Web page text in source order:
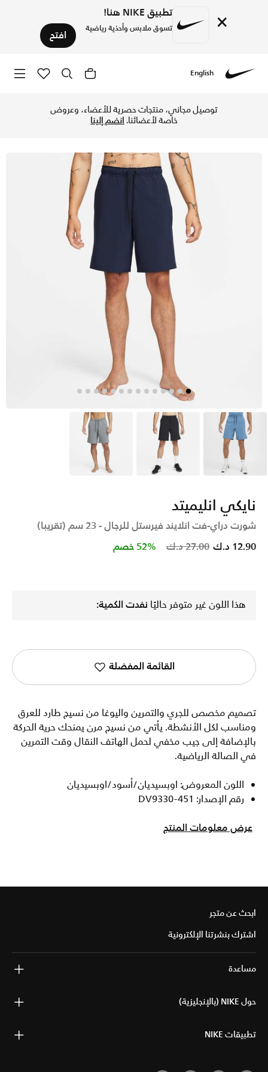
× تطبيق NIKE هنا!
تسوق ملابس وأحذية رياضية افتح
English
توصيل مجاني، منتجات حصرية للأعضاء، وعروض
خاصة لأعضائنا.انضم إلينا
أزرق أسود رمادي
نايكي انليميتد
شورت دراي-فت انلايند فيرستل للرجال - 23 سم (تقريبا)
Price reduced from
27.00 د.ك to 12.90 د.ك 52% خصم
هذا اللون غير متوفر حاليًا نفدت الكمية:
القائمة المفضلة
تصميم مخصص للجري والتمرين واليوغا من نسيج طارد للعرق
ومناسب لكل الأنشطة. يأتي من نسيج مرن يمنحك حرية الحركة
بالإضافة إلى جيب مخفي لحمل الهاتف النقال وقت التمرين
في الصالة الرياضية.
اللون المعروض: اوبسيديان/أسود/اوبسيديان
رقم الإصدار: DV9330-451
عرض معلومات المنتج
ابحث عن متجر
اشترك بنشرتنا الإلكترونية
مساعدة
حول NIKE (بالإنجليزية)
تطبيقات NIKE